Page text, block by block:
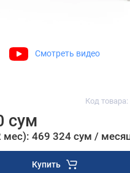
Смотреть видео
Код
сум
мес): 469 324 сум /
Купить